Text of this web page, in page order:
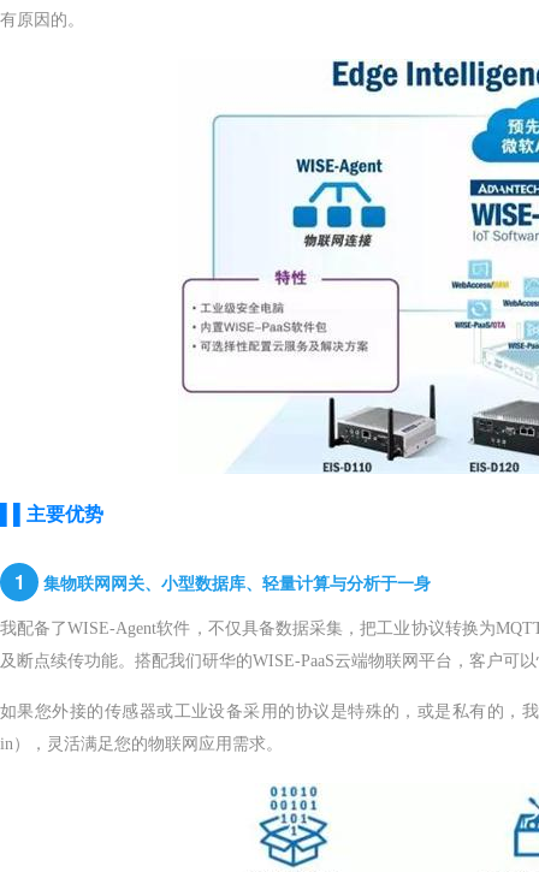
有原因的。
▌▌主要优势
1 集物联网网关、小型数据库、轻量计算与分析于一身
我配备了WISE-Agent软件，不仅具备数据采集，把工业协议转换为
及断点续传功能。搭配我们研华的WISE-PaaS云端物联网平台，客户可
如果您外接的传感器或工业设备采用的协议是特殊的，或是私有的，
in），灵活满足您的物联网应用需求。